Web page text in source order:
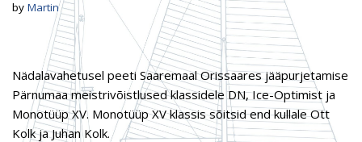
by Martin
Nädalavahetusel peeti Saaremaal Orissaares jääpurjetamise
Pärnumaa meistrivõistlused klassidele DN, Ice-Optimist ja
Monotüüp XV. Monotüüp XV klassis sõitsid end kullale Ott
Kolk ja Juhan Kolk.